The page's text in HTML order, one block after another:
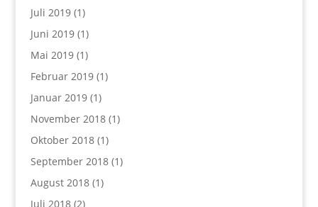
Juli 2019(1)
Juni 2019(1)
Mai 2019(1)
Februar 2019(1)
Januar 2019(1)
November 2018(1)
Oktober 2018(1)
September 2018(1)
August 2018(1)
Juli 2018(2)